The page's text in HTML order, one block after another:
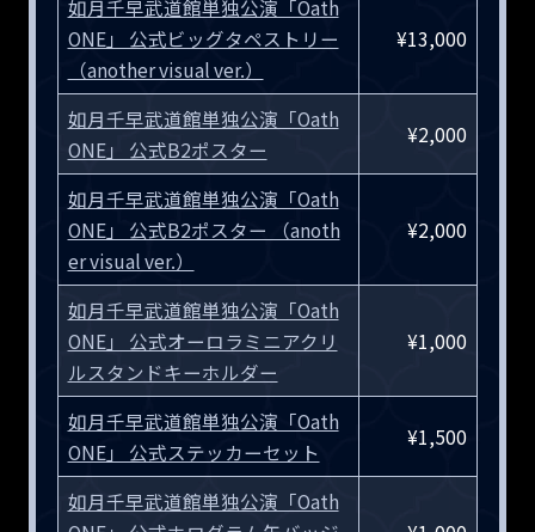
如月千早武道館単独公演「Oath
ONE」 公式ビッグタペストリー
（another visual ver.）
¥13,000
如月千早武道館単独公演「Oath
ONE」 公式B2ポスター
¥2,000
如月千早武道館単独公演「Oath
ONE」 公式B2ポスター （anoth
er visual ver.）
¥2,000
如月千早武道館単独公演「Oath
ONE」 公式オーロラミニアクリ
ルスタンドキーホルダー
¥1,000
如月千早武道館単独公演「Oath
ONE」 公式ステッカーセット
¥1,500
如月千早武道館単独公演「Oath